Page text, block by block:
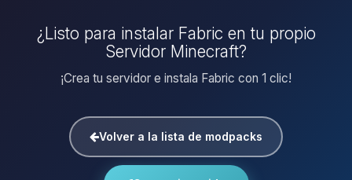
¿Listo para instalar Fabric en tu propio
Servidor Minecraft?
¡Crea tu servidor e instala Fabric con 1 clic!
Volver a la lista de modpacks